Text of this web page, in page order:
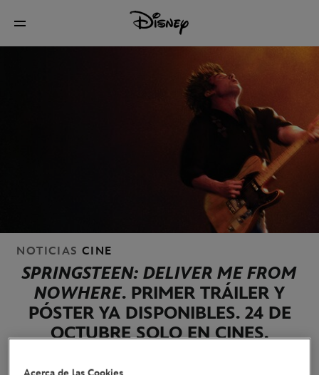
NOTICIAS CINE
SPRINGSTEEN: DELIVER ME FROM
NOWHERE. PRIMER TRÁILER Y
PÓSTER YA DISPONIBLES. 24 DE
OCTUBRE SOLO EN CINES.
18 de junio de 2025